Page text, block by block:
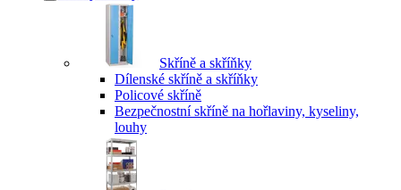
Skříně a skříňky
Dílenské skříně a skříňky
Policové skříně
Bezpečnostní skříně na hořlaviny, kyseliny,
louhy